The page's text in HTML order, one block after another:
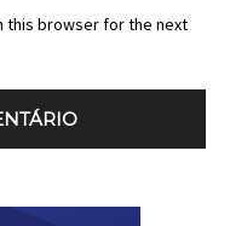
this browser for the next